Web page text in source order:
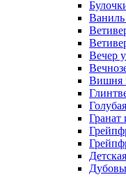
Вечер
Вишня
Гранат